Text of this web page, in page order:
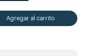
Agregar al carrito